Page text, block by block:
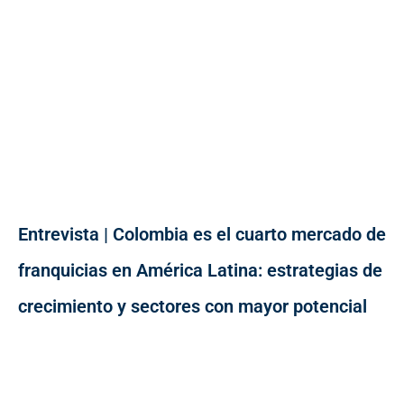
Entrevista | Colombia es el cuarto mercado de
franquicias en América Latina: estrategias de
crecimiento y sectores con mayor potencial